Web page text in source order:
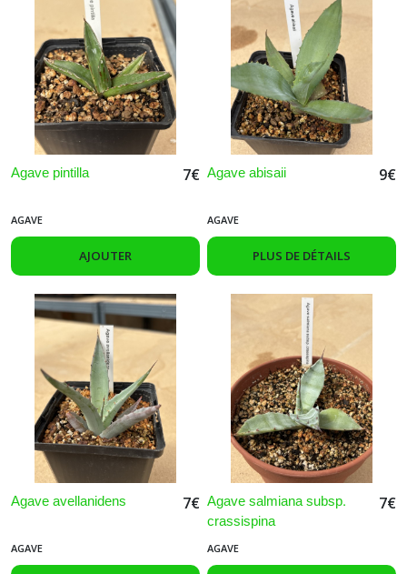
Agave pintilla 7€
AGAVE
AJOUTER
Agave abisaii 9€
AGAVE
PLUS DE DÉTAILS
Agave avellanidens 7€
AGAVE
Agave salmiana subsp.
crassispina
7€
AGAVE
résultats